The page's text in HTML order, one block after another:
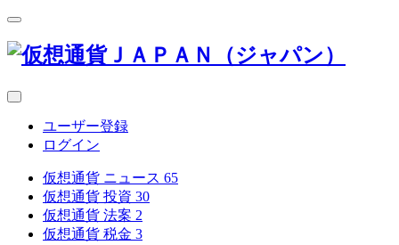
ユーザー登録
ログイン
仮想通貨 ニュース 65
仮想通貨 投資 30
仮想通貨 法案 2
仮想通貨 税金 3